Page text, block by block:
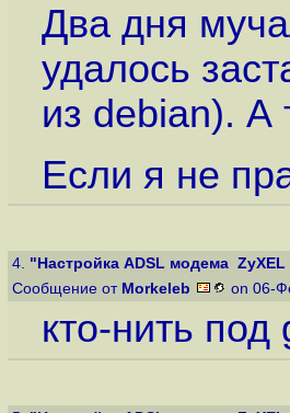
Два дня
удалось
из debian). А
Если я не
4. "Настройка ADSL модема ZyXEL
Сообщение от Morkeleb on 06-
кто-нить